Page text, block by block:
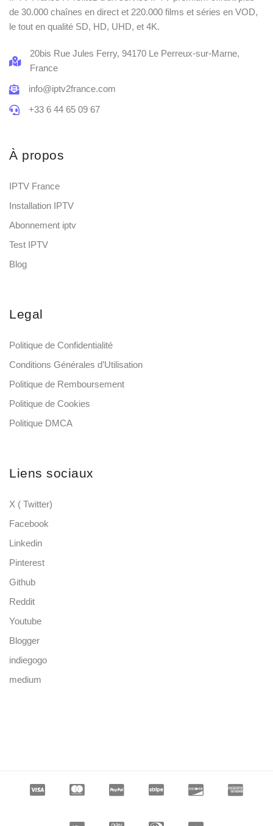
de 30.000 chaînes en direct et 220.000 films et séries en VOD,
le tout en qualité SD, HD, UHD, et 4K.
20bis Rue Jules Ferry, 94170 Le Perreux-sur-Marne,
France
info@iptv2france.com
+33 6 44 65 09 67
À propos
IPTV France
Installation IPTV
Abonnement iptv
Test IPTV
Blog
Legal
Politique de Confidentialité
Conditions Générales d’Utilisation
Politique de Remboursement
Politique de Cookies
Politique DMCA
Liens sociaux
X ( Twitter)
Facebook
Linkedin
Pinterest
Github
Reddit
Youtube
Blogger
indiegogo
medium